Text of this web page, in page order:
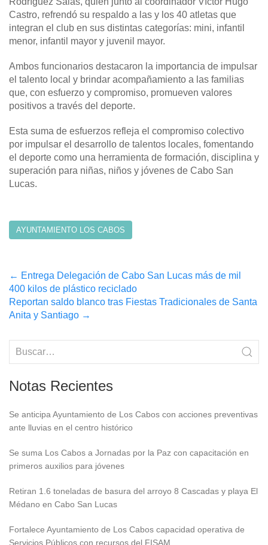
Castro, refrendó su respaldo a las y los 40 atletas que
integran el club en sus distintas categorías: mini, infantil
menor, infantil mayor y juvenil mayor.
Ambos funcionarios destacaron la importancia de impulsar
el talento local y brindar acompañamiento a las familias
que, con esfuerzo y compromiso, promueven valores
positivos a través del deporte.
Esta suma de esfuerzos refleja el compromiso colectivo
por impulsar el desarrollo de talentos locales, fomentando
el deporte como una herramienta de formación, disciplina y
superación para niñas, niños y jóvenes de Cabo San
Lucas.
AYUNTAMIENTO LOS CABOS
Post
navigation
← Entrega Delegación de Cabo San Lucas más de mil
400 kilos de plástico reciclado
Reportan saldo blanco tras Fiestas Tradicionales de Santa
Anita y Santiago →
Notas Recientes
Se anticipa Ayuntamiento de Los Cabos con acciones preventivas
ante lluvias en el centro histórico
Se suma Los Cabos a Jornadas por la Paz con capacitación en
primeros auxilios para jóvenes
Retiran 1.6 toneladas de basura del arroyo 8 Cascadas y playa El
Médano en Cabo San Lucas
Fortalece Ayuntamiento de Los Cabos capacidad operativa de
Servicios Públicos con recursos del FISAM